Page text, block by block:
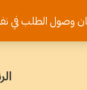
الطلب في نفس اليوم يرجى